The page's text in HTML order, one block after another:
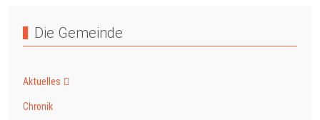
Die Gemeinde
Aktuelles
Chronik